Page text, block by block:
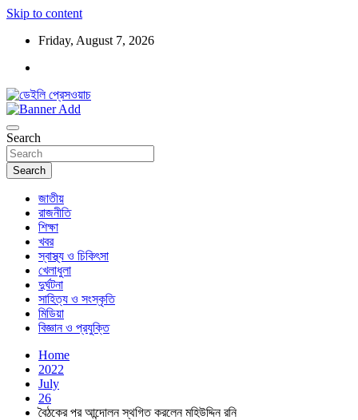
Skip to content
Friday, August 7, 2026
ডেইলি প্রেসওয়াচ
Search
Search
জাতীয়
রাজনীতি
শিক্ষা
খবর
স্বাস্থ্য ও চিকিৎসা
খেলাধুলা
দুর্ঘটনা
সাহিত্য ও সংস্কৃতি
মিডিয়া
বিজ্ঞান ও প্রযুক্তি
Home
2022
July
26
বৈঠকের পর আন্দোলন স্থগিত করলেন মহিউদ্দিন রনি